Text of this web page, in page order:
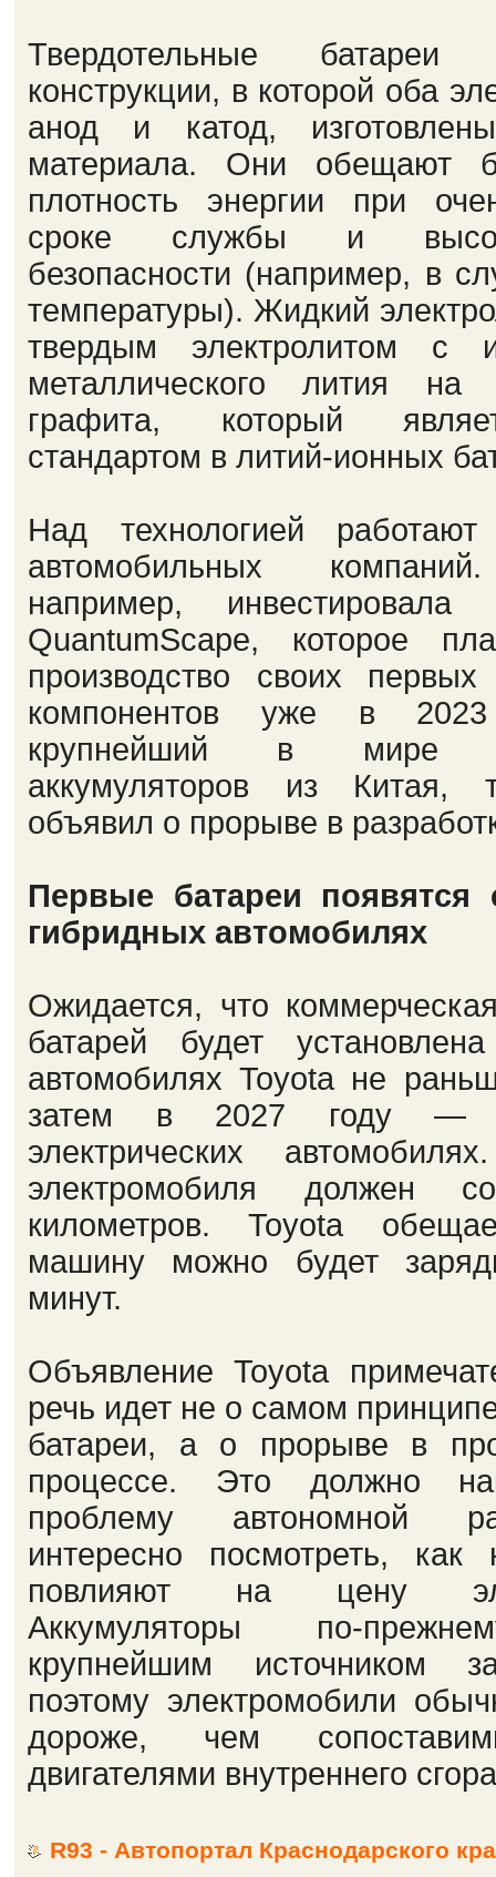
Твердотельные
конструкции, в которой оба
анод и катод,
материала. Они обещают
плотность энергии при
сроке службы и
безопасности (например, в
температуры). Жидкий
твердым электролитом с
металлического лития на
графита, который
стандартом в литий-ионных
Над технологией
автомобильных
например, инвестировала
QuantumScape, которое
производство своих первых
компонентов уже в
крупнейший в мире
аккумуляторов из Китая,
объявил о прорыве в
Первые батареи появятся
гибридных автомобилях
Ожидается, что
батарей будет
автомобилях Toyota не
затем в 2027 году —
электрических
электромобиля должен
километров. Toyota
машину можно будет
минут.
Объявление Toyota
речь идет не о самом
батареи, а о прорыве в
процессе. Это должно
проблему автономной
интересно посмотреть, как
повлияют на цену
Аккумуляторы по-
крупнейшим источником
поэтому электромобили
дороже, чем
двигателями внутреннего
R93 - Автопортал Краснодарского